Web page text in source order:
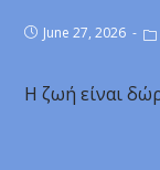
June 27, 2026
Η ζωή είναι